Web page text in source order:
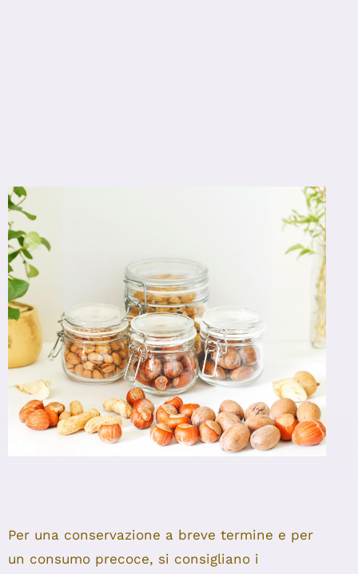
Per una conservazione a breve termine e per
un consumo precoce, si consigliano i